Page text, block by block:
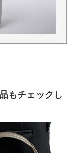
もチェックし